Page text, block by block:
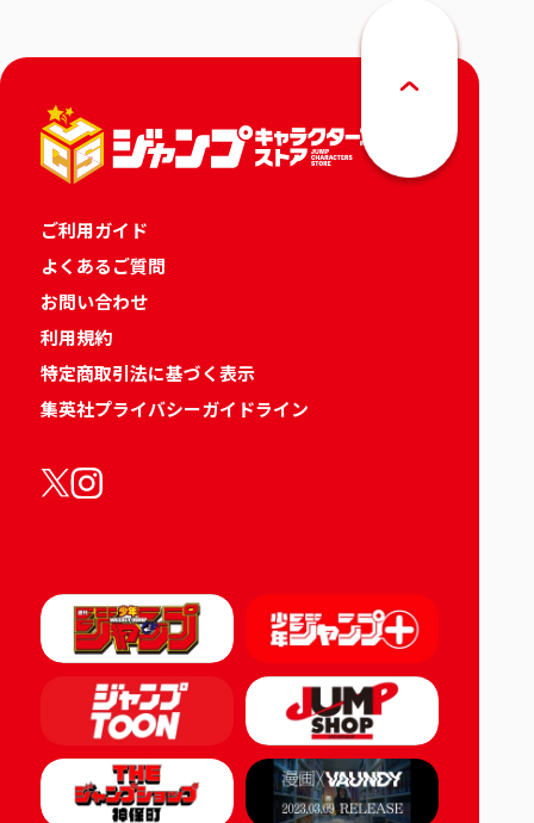
ご利用ガイド
よくあるご質問
お問い合わせ
利用規約
特定商取引法に基づく表示
集英社プライバシーガイドライン